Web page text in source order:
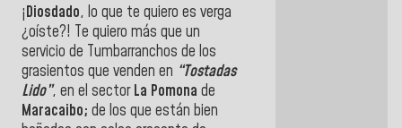
¡Diosdado, lo que te quiero es verga
¿oíste?! Te quiero más que un
servicio de Tumbarranchos de los
grasientos que venden en “Tostadas
Lido”, en el sectorLa Pomona de
Maracaibo; de los que están bien